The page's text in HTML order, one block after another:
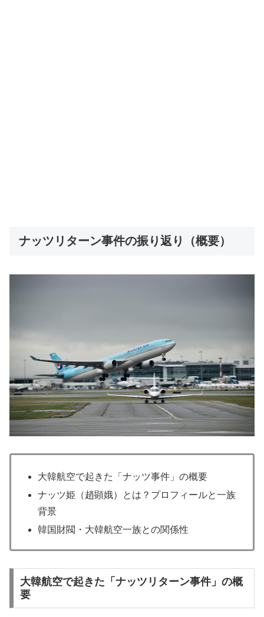
ナッツリターン事件の振り返り（概要）
大韓航空で起きた「ナッツ事件」の概要
ナッツ姫（趙顕娥）とは？プロフィールと一族
背景
韓国財閥・大韓航空一族との関係性
大韓航空で起きた「ナッツリターン事件」の概
要